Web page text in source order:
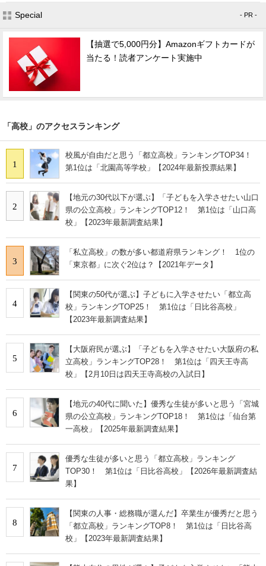
Special - PR -
【抽選で5,000円分】Amazonギフトカードが
当たる！読者アンケート実施中
「高校」のアクセスランキング
1
校風が自由だと思う「都立高校」ランキングTOP34！
第1位は「北園高等学校」【2024年最新投票結果】
2
【地元の30代以下が選ぶ】「子どもを入学させたい山口
県の公立高校」ランキングTOP12！ 第1位は「山口高
校」【2023年最新調査結果】
3
「私立高校」の数が多い都道府県ランキング！ 1位の
「東京都」に次ぐ2位は？【2021年データ】
4
【関東の50代が選ぶ】子どもに入学させたい「都立高
校」ランキングTOP25！ 第1位は「日比谷高校」
【2023年最新調査結果】
5
【大阪府民が選ぶ】「子どもを入学させたい大阪府の私
立高校」ランキングTOP28！ 第1位は「四天王寺高
校」【2月10日は四天王寺高校の入試日】
6
【地元の40代に聞いた】優秀な生徒が多いと思う「宮城
県の公立高校」ランキングTOP18！ 第1位は「仙台第
一高校」【2025年最新調査結果】
7
優秀な生徒が多いと思う「都立高校」ランキング
TOP30！ 第1位は「日比谷高校」【2026年最新調査結
果】
8
【関東の人事・総務職が選んだ】卒業生が優秀だと思う
「都立高校」ランキングTOP8！ 第1位は「日比谷高
校」【2023年最新調査結果】